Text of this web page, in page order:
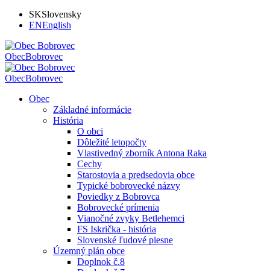
SKSlovensky
ENEnglish
ObecBobrovec
ObecBobrovec
Obec
Základné informácie
História
O obci
Dôležité letopočty
Vlastivedný zborník Antona Raka
Cechy
Starostovia a predsedovia obce
Typické bobrovecké názvy
Poviedky z Bobrovca
Bobrovecké prímenia
Vianočné zvyky Betlehemci
FS Iskrička - história
Slovenské ľudové piesne
Územný plán obce
Doplnok č.8